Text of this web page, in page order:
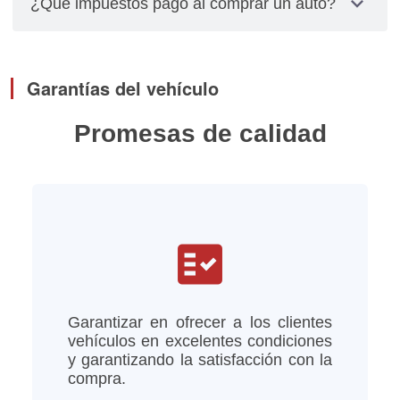
relacionados con placas, cambios de propietarios
¿Qué impuestos pago al comprar un auto?
tomando en cuenta el año del modelo del vehículo
Garantías del vehículo
Promesas de calidad
fact_check
Garantizar en ofrecer a los clientes
vehículos en excelentes condiciones
y garantizando la satisfacción con la
compra.